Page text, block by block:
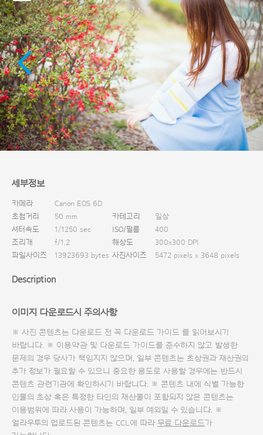
세부정보
카메라
Canon EOS 6D
초첨거리
50 mm 카테고리
일상
셔터속도
1/1250 sec ISO/필름
400
조리개
f/1.2 해상도
300x300 DPI
파일사이즈
13923693 bytes 사진사이즈 5472 pixels x 3648 pixels
Description
이미지 다운로드시 주의사항
※ 사진 콘텐츠는 다운로드 전 꼭 다운로드 가이드 를 읽어보시기
바랍니다. ※ 이용약관 및 다운로드 가이드를 준수하지 않고 발생한
문제의 경우 당사가 책임지지 않으며, 일부 콘텐츠는 초상권과 재산권의
추가 정보가 필요할 수 있으니 중요한 용도로 사용할 경우에는 반드시
콘텐츠 관련기관에 확인하시기 바랍니다. ※ 콘텐츠 내에 식별 가능한
인물의 초상 혹은 특정한 타인의 재산물이 포함되지 않은 콘텐츠는
이용범위에 따라 사용이 가능하며, 일부 예외일 수 있습니다. ※
얼라우투의 업로드된 콘텐츠는 CCL에 따라 무료 다운로드가